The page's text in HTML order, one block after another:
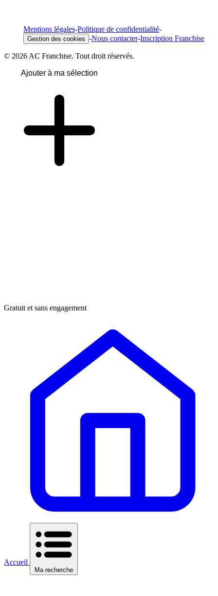
Mentions légales-Politique de confidentialité-
Gestion des cookies -Nous contacter-Inscription Franchise
© 2026 AC Franchise. Tout droit réservés.
Ajouter à ma sélection
Gratuit et sans engagement
Accueil
Ma recherche